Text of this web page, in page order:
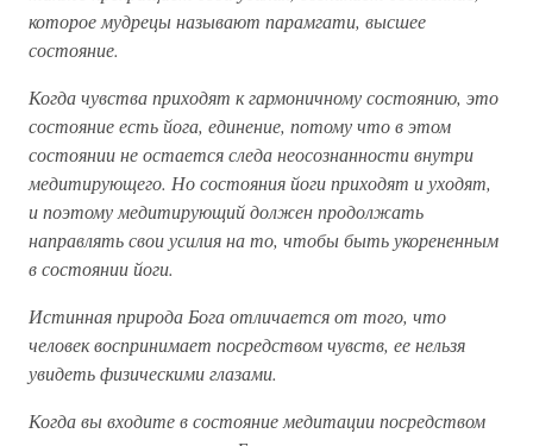
которое мудрецы называют парамгати, высшее
состояние.
Когда чувства приходят к гармоничному состоянию, это
состояние есть йога, единение, потому что в этом
состоянии не остается следа неосознанности внутри
медитирующего. Но состояния йоги приходят и уходят,
и поэтому медитирующий должен продолжать
направлять свои усилия на то, чтобы быть укорененным
в состоянии йоги.
Истинная природа Бога отличается от того, что
человек воспринимает посредством чувств, ее нельзя
увидеть физическими глазами.
Когда вы входите в состояние медитации посредством